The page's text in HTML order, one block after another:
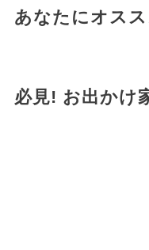
あなたにオス
必見! お出かけ